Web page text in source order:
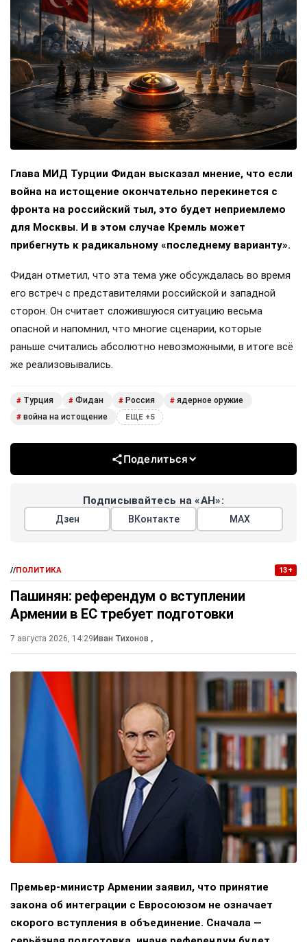
Глава МИД Турции Фидан высказал мнение, что если
война на истощение окончательно перекинется с
фронта на российский тыл, это будет неприемлемо
для Москвы. И в этом случае Кремль может
прибегнуть к радикальному «последнему варианту».
Фидан отметил, что эта тема уже обсуждалась во время
его встреч с представителями российской и западной
сторон. Он считает сложившуюся ситуацию весьма
опасной и напомнил, что многие сценарии, которые
раньше считались абсолютно невозможными, в итоге всё
же реализовывались.
# Турция # Фидан # Россия # ядерное оружие
# война на истощение ЕЩЕ +5
Поделиться
Подписывайтесь на «АН»:
Дзен ВКонтакте МАХ
//ПОЛИТИКА 13+
Пашинян: референдум о вступлении
Армении в ЕС требует подготовки
7 августа 2026, 14:29 Иван Тихонов ,
Премьер-министр Армении заявил, что принятие
закона об интеграции с Евросоюзом не означает
скорого вступления в объединение. Сначала —